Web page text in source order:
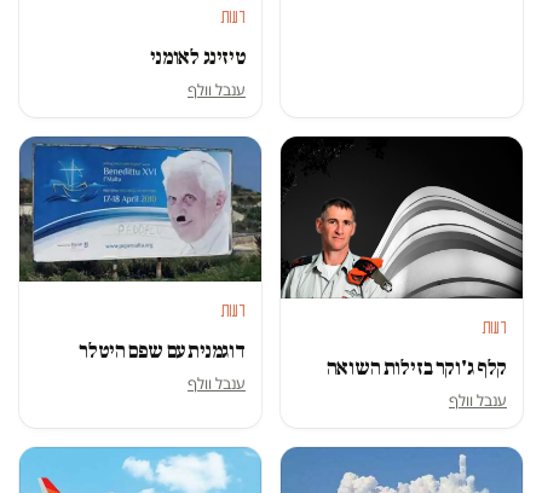
דעות
טיזינג לאומני
ענבל וולף
דעות
קלף ג'וקר בזילות השואה
ענבל וולף
דעות
דוגמנית עם שפם היטלר
ענבל וולף